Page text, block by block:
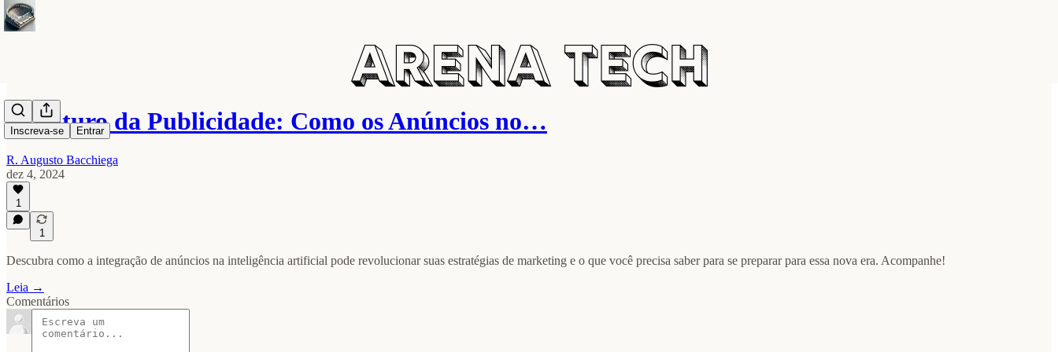
Inscreva-se Entrar
O Futuro da Publicidade: Como os Anúncios no…
R. Augusto Bacchiega
dez 4, 2024
1
1
Descubra como a integração de anúncios na inteligência artificial pode revolucionar suas estratégias de marketing e o que você precisa saber para se preparar para essa nova era. Acompanhe!
Leia →
Comentários